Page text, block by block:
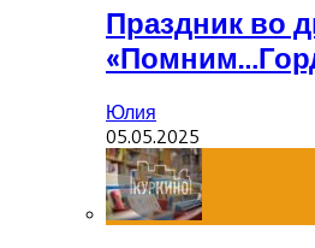
Праздник во
Юлия
05.05.2025